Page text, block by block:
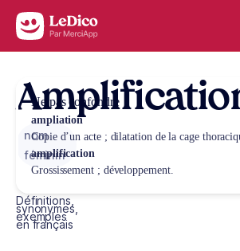
Aller au contenu
nom
féminin
Définitions,
synonymes,
exemples
en français
Ne pas confondre
ampliation
Copie d’un acte ; dilatation de la cage
amplification
Grossissement ; développement.